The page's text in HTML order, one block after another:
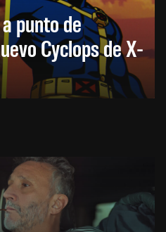
punto de
Cyclops de X-